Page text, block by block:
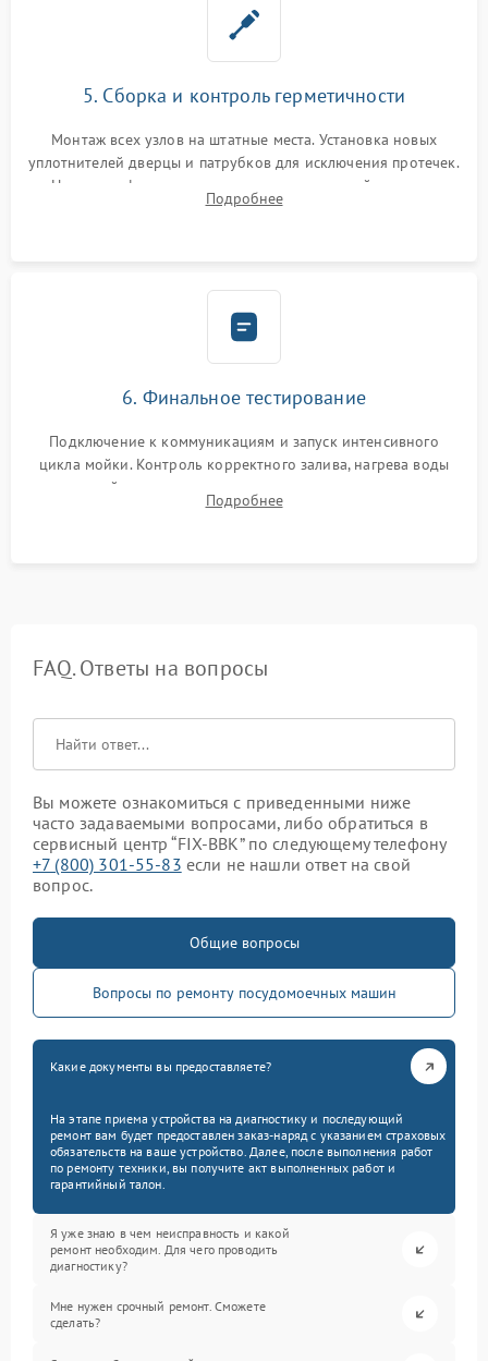
5. Сборка и контроль герметичности
Монтаж всех узлов на штатные места. Установка новых
уплотнителей дверцы и патрубков для исключения протечек.
Надежная фиксация хомутов гидравлической системы,
сборка корпуса и установка датчика поплавка.
Подробнее
6. Финальное тестирование
Подключение к коммуникациям и запуск интенсивного
цикла мойки. Контроль корректного залива, нагрева воды
до нужной температуры, отсутствия посторонних шумов,
штатного слива и абсолютной сухости в поддоне.
Подробнее
FAQ. Ответы на вопросы
Вы можете ознакомиться с приведенными ниже
часто задаваемыми вопросами, либо обратиться в
сервисный центр “FIX-BBK” по следующему телефону
+7 (800) 301-55-83 если не нашли ответ на свой
вопрос.
Общие вопросы
Вопросы по ремонту посудомоечных машин
Какие документы вы предоставляете?
На этапе приема устройства на диагностику и последующий
ремонт вам будет предоставлен заказ-наряд с указанием страховых
обязательств на ваше устройство. Далее, после выполнения работ
по ремонту техники, вы получите акт выполненных работ и
гарантийный талон.
Я уже знаю в чем неисправность и какой
ремонт необходим. Для чего проводить
диагностику?
Мне нужен срочный ремонт. Сможете
сделать?